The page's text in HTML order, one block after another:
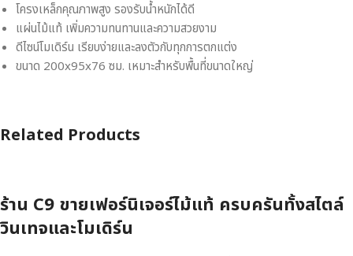
โครงเหล็กคุณภาพสูง รองรับน้ำหนักได้ดี
แผ่นไม้แท้ เพิ่มความทนทานและความสวยงาม
ดีไซน์โมเดิร์น เรียบง่ายและลงตัวกับทุกการตกแต่ง
ขนาด 200x95x76 ซม. เหมาะสำหรับพื้นที่ขนาดใหญ่
Related Products
ร้าน C9 ขายเฟอร์นิเจอร์ไม้แท้ ครบครันทั้งสไตล์
วินเทจและโมเดิร์น